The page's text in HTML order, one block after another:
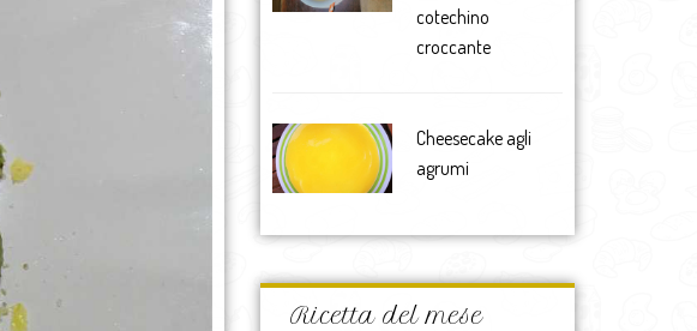
cotechino
croccante
Cheesecake agli
agrumi
Ricetta del mese